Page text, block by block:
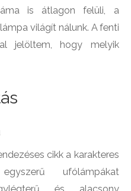
is átlagon felüli, a
világít nálunk. A fenti
jelöltem, hogy melyik
cikk a karakteres
ufólámpákat